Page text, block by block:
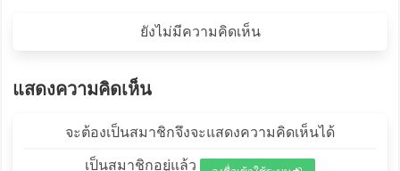
ยังไม่มีความคิดเห็น
แสดงความคิดเห็น
จะต้องเป็นสมาชิกจึงจะแสดงความคิดเห็นได้
เป็นสมาชิกอยู่แล้ว